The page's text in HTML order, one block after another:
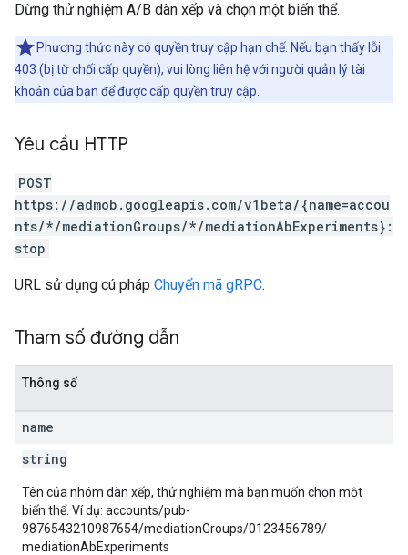
Dừng thử nghiệm A/B dàn xếp và chọn một biến thể.
Phương thức này có quyền truy cập hạn chế. Nếu bạn thấy lỗi
403 (bị từ chối cấp quyền), vui lòng liên hệ với người quản lý tài
khoản của bạn để được cấp quyền truy cập.
Yêu cầu HTTP
POST
https://admob.googleapis.com/v1beta/{name=accou
nts/*/mediationGroups/*/mediationAbExperiments}:
stop
URL sử dụng cú pháp Chuyển mã gRPC.
Tham số đường dẫn
Thông số
name
string
Tên của nhóm dàn xếp, thử nghiệm mà bạn muốn chọn một
biến thể. Ví dụ: accounts/pub-
9876543210987654/mediationGroups/0123456789/
mediationAbExperiments